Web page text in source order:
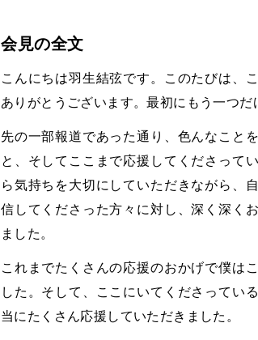
会見の全文
こんにちは羽生結弦です。このたびは、
ありがとうございます。最初にもう一つだ
先の一部報道であった通り、色んなこと
と、そしてここまで応援してくださって
ら気持ちを大切にしていただきながら、
信してくださった方々に対し、深く深く
ました。
これまでたくさんの応援のおかげで僕は
した。そして、ここにいてくださってい
当にたくさん応援していただきました。